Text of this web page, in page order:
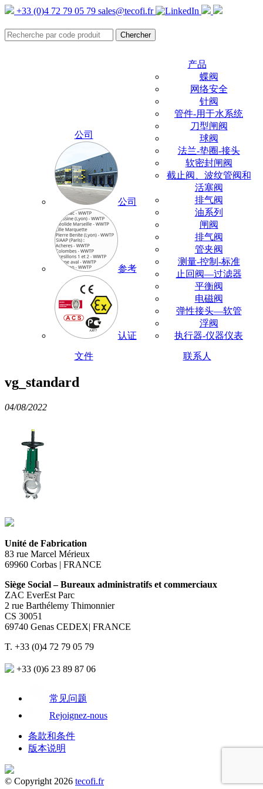
+33 (0)4 72 79 05 79 sales@tecofi.fr
公司
公司
参考
认证
产品
蝶阀
网络安全
针阀
管件-用于水系统
刀型闸阀
球阀
法兰-垫圈-接头
软密封闸阀
截止阀、波纹管阀和
活塞阀
排气阀
油系列
闸阀
排气阀
管夹阀
测量-控制-标准
止回阀—过滤器
平衡阀
电磁阀
弹性接头—软管
浮阀
执行器-仪器仪表
文件 联系人
vg_standard
04/08/2022
Unité de Fabrication
83 rue Marcel Mérieux
69960 Corbas | FRANCE
Siège Social – Bureaux administratifs et commerciaux
ZAC EverEst Parc
2 rue Barthélemy Thimonnier
CS 30051
69740 Genas CEDEX| FRANCE
T. +33 (0)4 72 79 05 79
+33 (0)6 23 89 87 06
常见问题
Rejoignez-nous
条款和条件
版本说明
© Copyright 2026 tecofi.fr